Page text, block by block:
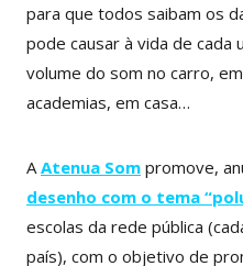
para que todos saibam os
pode causar à vida de cada
volume do som no carro,
academias, em casa…
A Atenua Som promove,
desenho com o tema
escolas da rede pública
país), com o objetivo de